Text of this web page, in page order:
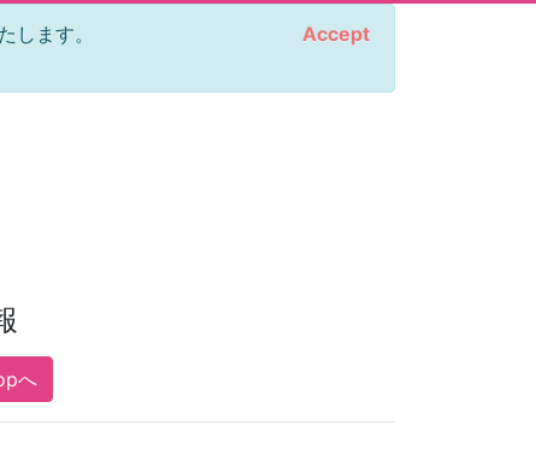
ます。
Accept
へ